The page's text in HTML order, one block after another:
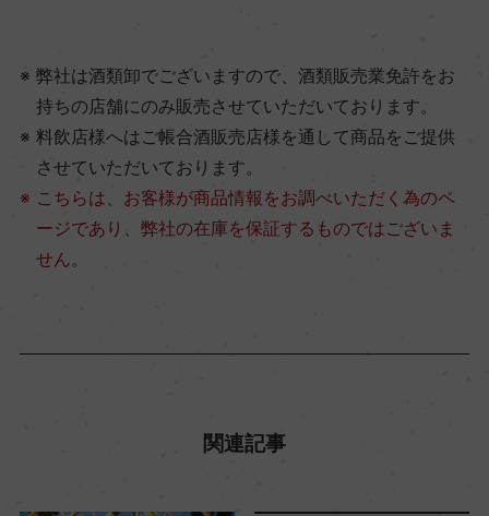
弊社は酒類卸でございますので、酒類販売業免許をお
持ちの店舗にのみ販売させていただいております。
料飲店様へはご帳合酒販売店様を通して商品をご提供
させていただいております。
こちらは、お客様が商品情報をお調べいただく為のペ
ージであり、弊社の在庫を保証するものではございま
せん。
関連記事